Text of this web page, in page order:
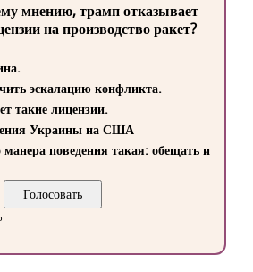
мнению, трамп отказывает
на производство ракет?
эскалацию конфликта.
такие лицензии.
Украины на США
манера поведения такая: обещать и